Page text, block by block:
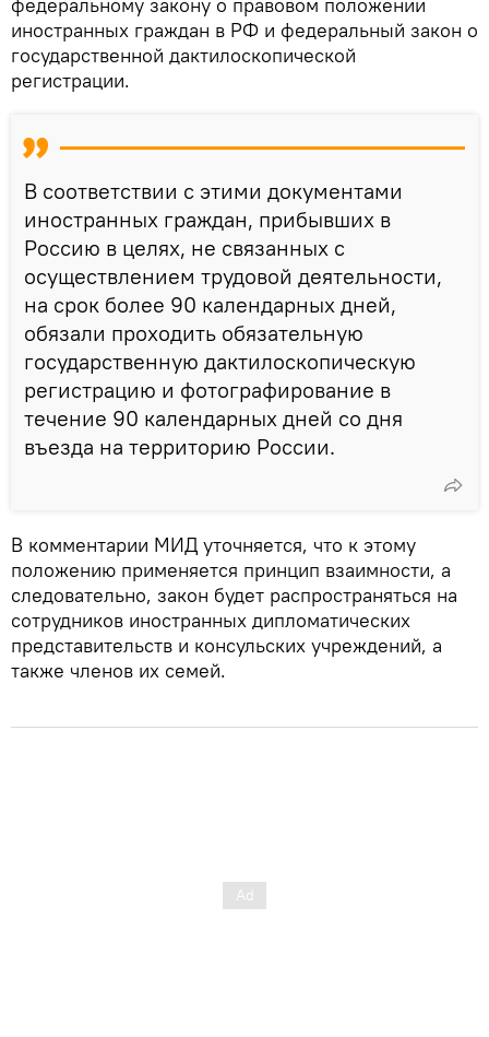
иностранных граждан в РФ и федеральный закон о
государственной дактилоскопической
регистрации.
В соответствии с этими документами
иностранных граждан, прибывших в
Россию в целях, не связанных с
осуществлением трудовой деятельности,
на срок более 90 календарных дней,
обязали проходить обязательную
государственную дактилоскопическую
регистрацию и фотографирование в
течение 90 календарных дней со дня
въезда на территорию России.
В комментарии МИД уточняется, что к этому
положению применяется принцип взаимности, а
следовательно, закон будет распространяться на
сотрудников иностранных дипломатических
представительств и консульских учреждений, а
также членов их семей.